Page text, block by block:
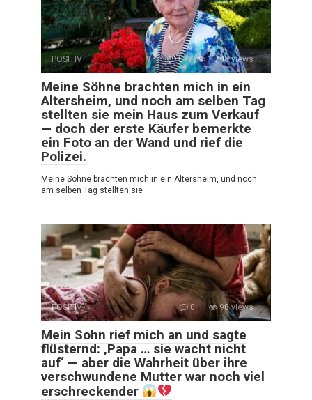
POSITIV 0 1 708 views
Meine Söhne brachten mich in ein
Altersheim, und noch am selben Tag
stellten sie mein Haus zum Verkauf
— doch der erste Käufer bemerkte
ein Foto an der Wand und rief die
Polizei.
Meine Söhne brachten mich in ein Altersheim, und noch
am selben Tag stellten sie
POSITIV 0 98 views
Mein Sohn rief mich an und sagte
flüsternd: ‚Papa … sie wacht nicht
auf‘ — aber die Wahrheit über ihre
verschwundene Mutter war noch viel
erschreckender